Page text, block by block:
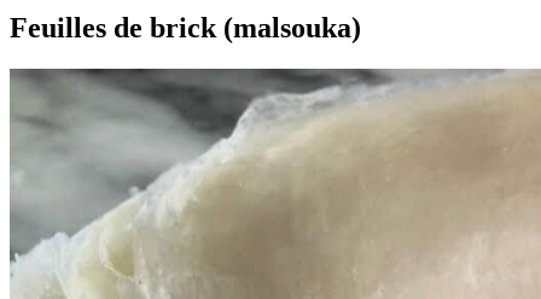
Feuilles de brick (malsouka)